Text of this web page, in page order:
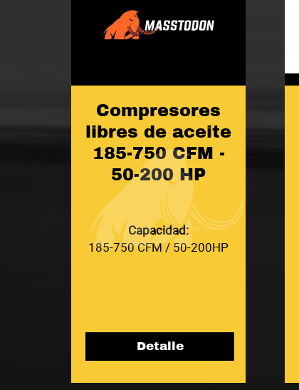
Compresores
libres de aceite
185-750 CFM -
50-200 HP
Capacidad:
185-750 CFM / 50-200HP
Detalle